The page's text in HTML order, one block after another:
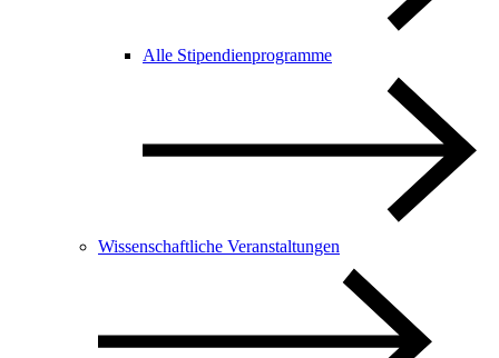
Alle Stipendienprogramme
Wissenschaftliche Veranstaltungen